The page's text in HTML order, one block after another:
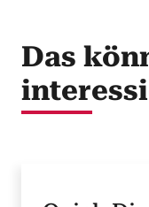
Das